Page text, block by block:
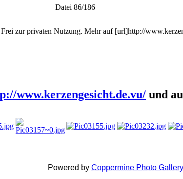
Datei 86/186
www.kerzengesicht.de.vu/ und
Powered by Coppermine Photo Gallery